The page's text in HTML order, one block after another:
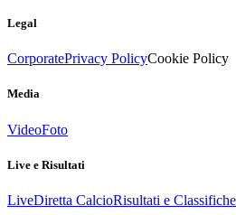
Legal
CorporatePrivacy PolicyCookie Policy
Media
VideoFoto
Live e Risultati
LiveDiretta CalcioRisultati e Classifiche